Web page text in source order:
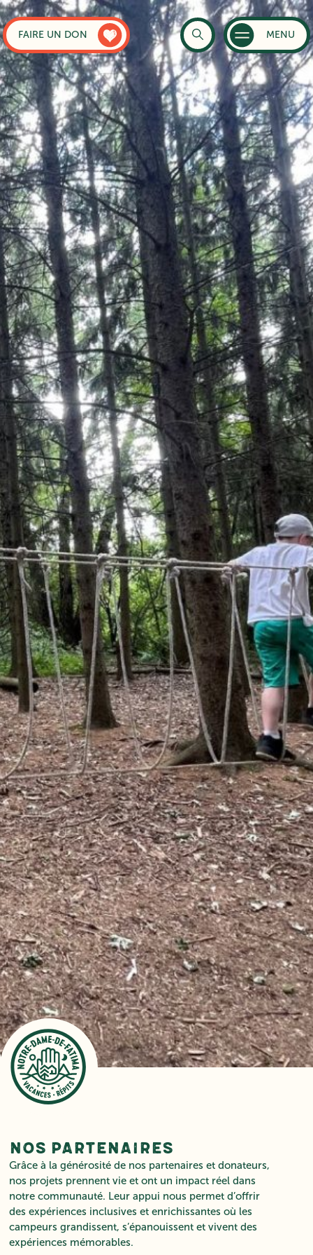
FAIRE UN DON MENU
Nos partenaires
Grâce à la générosité de nos partenaires et donateurs,
nos projets prennent vie et ont un impact réel dans
notre communauté. Leur appui nous permet d’offrir
des expériences inclusives et enrichissantes où les
campeurs grandissent, s’épanouissent et vivent des
expériences mémorables.